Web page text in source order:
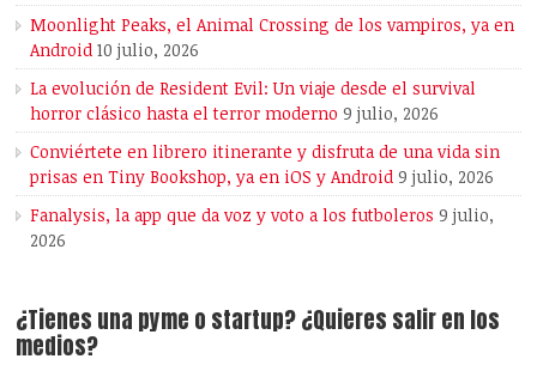
Moonlight Peaks, el Animal Crossing de los vampiros, ya en
Android 10 julio, 2026
La evolución de Resident Evil: Un viaje desde el survival
horror clásico hasta el terror moderno 9 julio, 2026
Conviértete en librero itinerante y disfruta de una vida sin
prisas en Tiny Bookshop, ya en iOS y Android 9 julio, 2026
Fanalysis, la app que da voz y voto a los futboleros 9 julio,
2026
¿Tienes una pyme o startup? ¿Quieres salir en los
medios?